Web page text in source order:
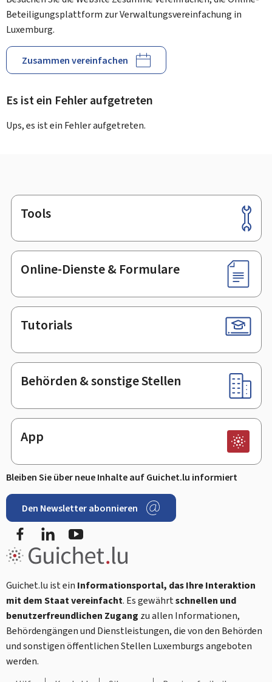
Beteiligungsplattform zur Verwaltungsvereinfachung in
Luxemburg.
Zusammen vereinfachen
Es ist ein Fehler aufgetreten
Ups, es ist ein Fehler aufgetreten.
Footer
Tools
Online-Dienste & Formulare
Tutorials
Behörden & sonstige Stellen
App
Bleiben Sie über neue Inhalte auf Guichet.lu informiert
Den Newsletter abonnieren
FacebookLinkedIn
Guichet.lu ist ein Informationsportal, das Ihre Interaktion
mit dem Staat vereinfacht. Es gewährtschnellen und
benutzerfreundlichen Zugang zu allen Informationen,
Behördengängen und Dienstleistungen, die von den Behörden
und sonstigen öffentlichen Stellen Luxemburgs angeboten
werden.